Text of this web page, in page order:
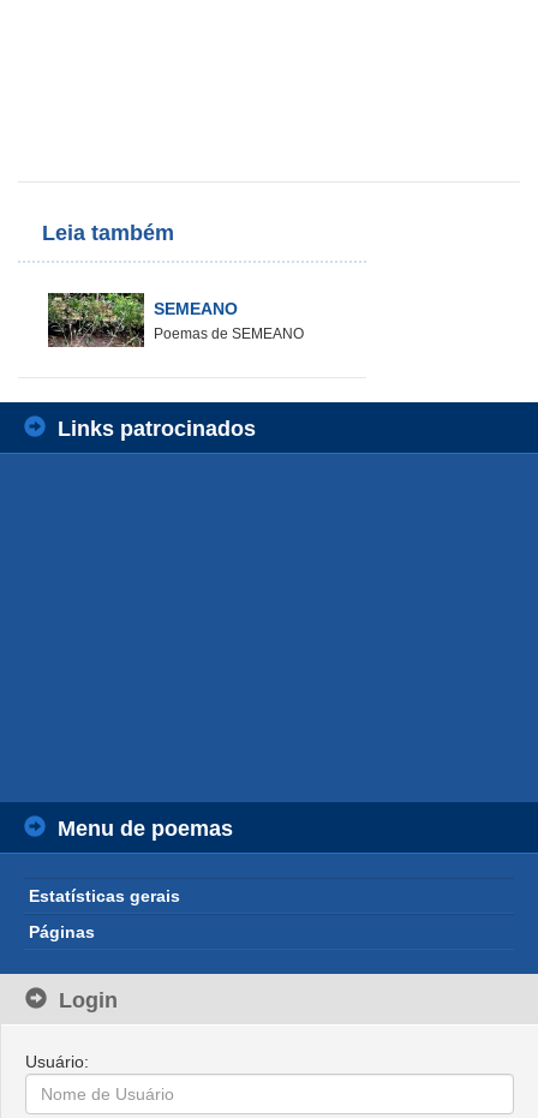
Leia também
SEMEANO
Poemas de SEMEANO
Links patrocinados
Menu de poemas
Estatísticas gerais
Páginas
Login
Usuário: